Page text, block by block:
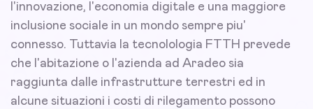
l'innovazione, l'economia digitale e una maggiore
inclusione sociale in un mondo sempre piu'
connesso. Tuttavia la tecnolologia FTTH prevede
che l'abitazione o l'azienda ad Aradeo sia
raggiunta dalle infrastrutture terrestri ed in
alcune situazioni i costi di rilegamento possono